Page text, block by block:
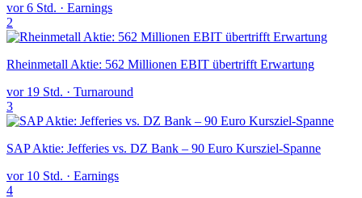
vor 6 Std. · Earnings
2
Rheinmetall Aktie: 562 Millionen EBIT übertrifft Erwartung
vor 19 Std. · Turnaround
3
SAP Aktie: Jefferies vs. DZ Bank – 90 Euro Kursziel-Spanne
vor 10 Std. · Earnings
4